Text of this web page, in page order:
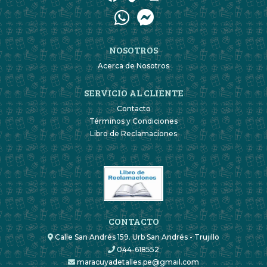
NOSOTROS
Acerca de Nosotros
SERVICIO AL CLIENTE
Contacto
Términos y Condiciones
Libro de Reclamaciones
CONTACTO
Calle San Andrés 159. Urb San Andrés - Trujillo
044-618552
maracuyadetalles.pe@gmail.com